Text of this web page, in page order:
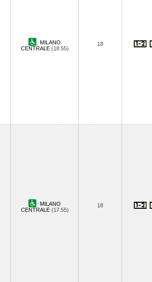
MILANO
CENTRALE (18.55)
18
MILANO
CENTRALE (17.55)
18